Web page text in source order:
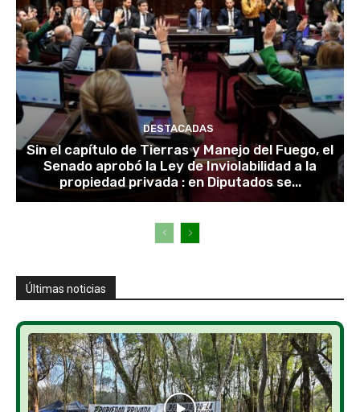
DESTACADAS
Sin el capítulo de Tierras y Manejo del Fuego, el
Senado aprobó la Ley de Inviolabilidad a la
propiedad privada : en Diputados se...
Últimas noticias